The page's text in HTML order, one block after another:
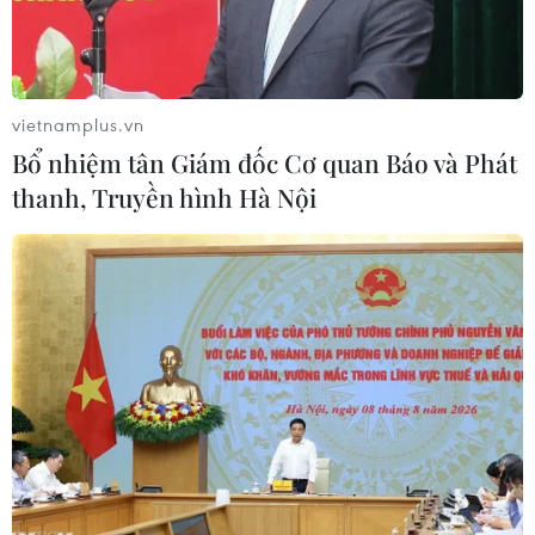
xuống vực sâu.
Lực lượng cứu hộ xuyên đêm cấp cứu người bị nạn. (Ảnh:
TTXVN phát)
Rạng sáng 23/1, một vụ tai nạn thương tâm đã
vietnamplus.vn
Bổ nhiệm tân Giám đốc Cơ quan Báo và Phát
thanh, Truyền hình Hà Nội